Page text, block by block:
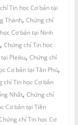
Tin học Cơ bản tại
Thành, Chứng chỉ
Cơ bản tại Ninh
, Chứng chỉ Tin học
Pleiku, Chứng chỉ
Cơ bản tại Tân Phú,
chỉ Tin học Cơ bản
Nhất, Chứng chỉ
Cơ bản tại Tiền
chỉ Tin học Cơ